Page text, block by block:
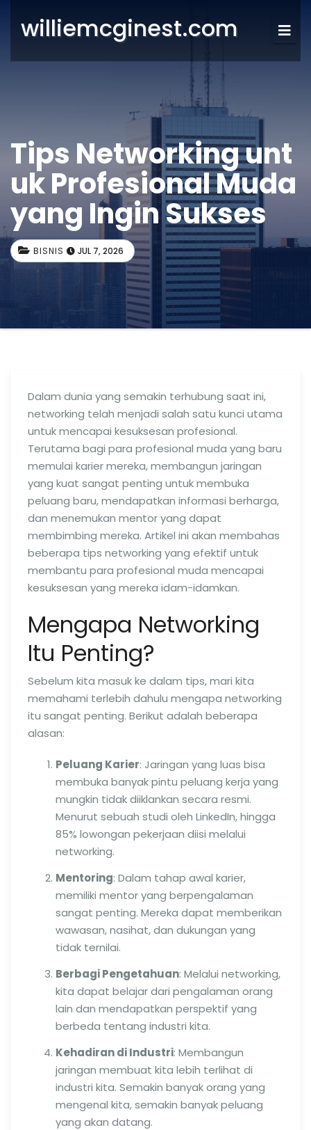
williemcginest.com
Tips Networking unt
uk Profesional Muda
yang Ingin Sukses
BISNIS JUL 7, 2026
Dalam dunia yang semakin terhubung saat ini,
networking telah menjadi salah satu kunci utama
untuk mencapai kesuksesan profesional.
Terutama bagi para profesional muda yang baru
memulai karier mereka, membangun jaringan
yang kuat sangat penting untuk membuka
peluang baru, mendapatkan informasi berharga,
dan menemukan mentor yang dapat
membimbing mereka. Artikel ini akan membahas
beberapa tips networking yang efektif untuk
membantu para profesional muda mencapai
kesuksesan yang mereka idam-idamkan.
Mengapa Networking
Itu Penting?
Sebelum kita masuk ke dalam tips, mari kita
memahami terlebih dahulu mengapa networking
itu sangat penting. Berikut adalah beberapa
alasan:
Peluang Karier: Jaringan yang luas bisa
membuka banyak pintu peluang kerja yang
mungkin tidak diiklankan secara resmi.
Menurut sebuah studi oleh LinkedIn, hingga
85% lowongan pekerjaan diisi melalui
networking.
Mentoring: Dalam tahap awal karier,
memiliki mentor yang berpengalaman
sangat penting. Mereka dapat memberikan
wawasan, nasihat, dan dukungan yang
tidak ternilai.
Berbagi Pengetahuan: Melalui networking,
kita dapat belajar dari pengalaman orang
lain dan mendapatkan perspektif yang
berbeda tentang industri kita.
Kehadiran di Industri: Membangun
jaringan membuat kita lebih terlihat di
industri kita. Semakin banyak orang yang
mengenal kita, semakin banyak peluang
yang akan datang.